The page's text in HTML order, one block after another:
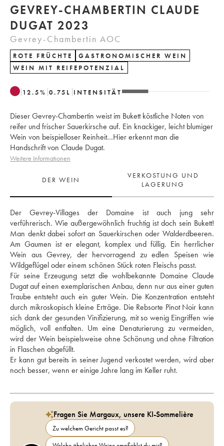
GEVREY-CHAMBERTIN CLAUDE
DUGAT 2023
Gevrey-Chambertin AOC
ROTE FRÜCHTE
GASTRONOMISCHER WEIN
WEIN MIT REIFEPOTENZIAL
12.5% 0.75 L INTENSITÄT
Dieser Gevrey-Chambertin weist im Bukett köstliche Noten von
reifer und frischer Sauerkirsche auf. Ein knackiger, leicht blumiger
Wein von beispielloser Reinheit…Hier erkennt man die
Handschrift von Claude Dugat.
Weitere Informationen
DER WEIN
VERKOSTUNG UND
LAGERUNG
Der Gevrey-Villages der Domaine ist auch jung sehr
verführerisch. Wie außergewöhnlich fruchtig ist doch sein Bukett!
Man denkt dabei sofort an Sauerkirschen oder Walderdbeeren.
Am Gaumen ist er elegant, komplex und füllig. Ein herrlicher
Wein aus Gevrey, der hervorragend zu edlen Speisen wie
Wildgeflügel oder einem schönen Stück roten Fleischs passt.
Für seine Erzeugung setzt die wohlbekannte Domaine Claude
Dugat auf einen exemplarischen Anbau, denn nur aus einer guten
Traube entsteht auch ein guter Wein. Die Konzentration entsteht
durch mikroskopisch kleine Erträge. Die Rebsorte Pinot Noir kann
sich dank der gesunden Vinifizierung, mit so wenig Eingriffen wie
möglich, voll entfalten. Um eine Denaturierung zu vermeiden,
wird der Wein beispielsweise ohne Schönung und ohne Filtration
in Flaschen abgefüllt.
Er kann gut bereits in seiner Jugend verkostet werden, wird aber
noch besser, wenn er einige Jahre lang im Keller ruht.
Fragen Sie Margaux, unsere KI-Sommelière
Zu welchem Gericht passt es?